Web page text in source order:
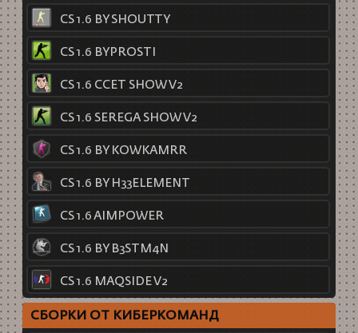
CS 1.6 BY SHOUTTY
CS 1.6 BYPROSTI
CS 1.6 CCET SHOW V2
CS 1.6 SEREGA SHOW V2
CS 1.6 BY KOWKAMRR
CS 1.6 BY H33ELEMENT
CS 1.6 AIMPOWER
CS 1.6 BY B3STM4N
CS 1.6 MAQSIDE V2
СБОРКИ ОТ КИБЕРКОМАНД